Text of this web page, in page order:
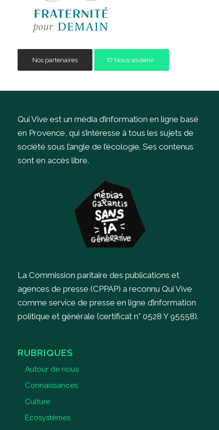
Nos partenaires Nous soutenir
Qui Vive est un média d’information en ligne basé
en Provence, qui s’intéresse à tous les sujets de
société sous l’angle de l’écologie. Ses contenus
sont en accès libre.
La Commission paritaire des publications et
agences de presse (CPPAP) a reconnu Qui Vive
comme service de presse en ligne d’information
politique et générale (certificat n° 0528 Y 95558).
RUBRIQUES
Autour de nous
Connaissances
Culture
Ecosystèmes